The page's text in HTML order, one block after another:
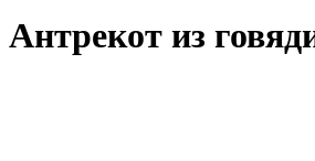
Антрекот из